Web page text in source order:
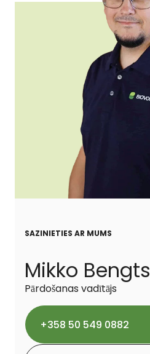
SAZINIETIES AR MUMS
Mikko Bengts
Pārdošanas vadītājs
+358 50 549 0882